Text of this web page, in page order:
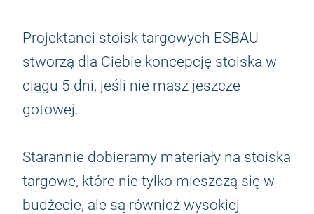
Projektanci stoisk targowych ESBAU
stworzą dla Ciebie koncepcję stoiska w
ciągu 5 dni, jeśli nie masz jeszcze
gotowej.
Starannie dobieramy materiały na stoiska
targowe, które nie tylko mieszczą się w
budżecie, ale są również wysokiej